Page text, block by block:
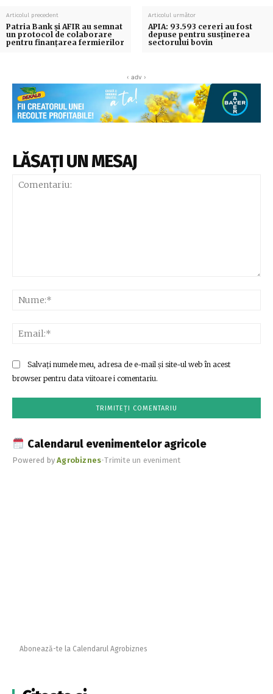
Articolul precedent
Patria Bank şi AFIR au semnat
un protocol de colaborare
pentru finanţarea fermierilor
Articolul următor
APIA: 93.593 cereri au fost
depuse pentru susținerea
sectorului bovin
‹ adv ›
LĂSAȚI UN MESAJ
Salvați numele meu, adresa de e-mail și site-ul web în acest
browser pentru data viitoare i comentariu.
Calendarul evenimentelor agricole
Powered byAgrobiznes•Trimite un eveniment
Abonează-te la Calendarul Agrobiznes